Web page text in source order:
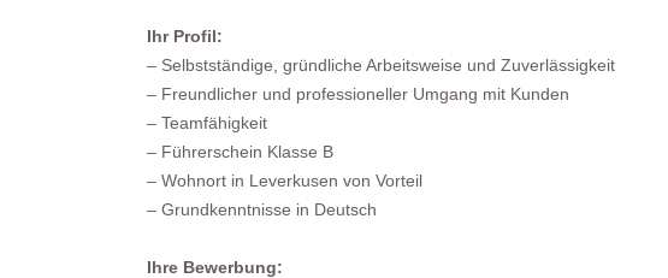
Ihr Profil:
– Selbstständige, gründliche Arbeitsweise und Zuverlässigkeit
– Freundlicher und professioneller Umgang mit Kunden
– Teamfähigkeit
– Führerschein Klasse B
– Wohnort in Leverkusen von Vorteil
– Grundkenntnisse in Deutsch
Ihre Bewerbung: